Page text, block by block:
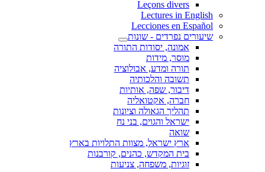
Leçons divers
Lectures in English
Lecciones en Español
שיעורים נפרדים - שונות
אמונה, יסודות התורה
מוסר, מידות
תורה ומדע, אבולוציה
תשובה והלכותיה
דיבור, שפה, אותיות
חברה, אקטואליה
תהליך הגאולה וציונות
ישראל והגוים, בני נח
שואה
ארץ ישראל, מצוות התלויות בארץ
בית המקדש, כהנים, קורבנות
זוגיות, משפחה, צניעות